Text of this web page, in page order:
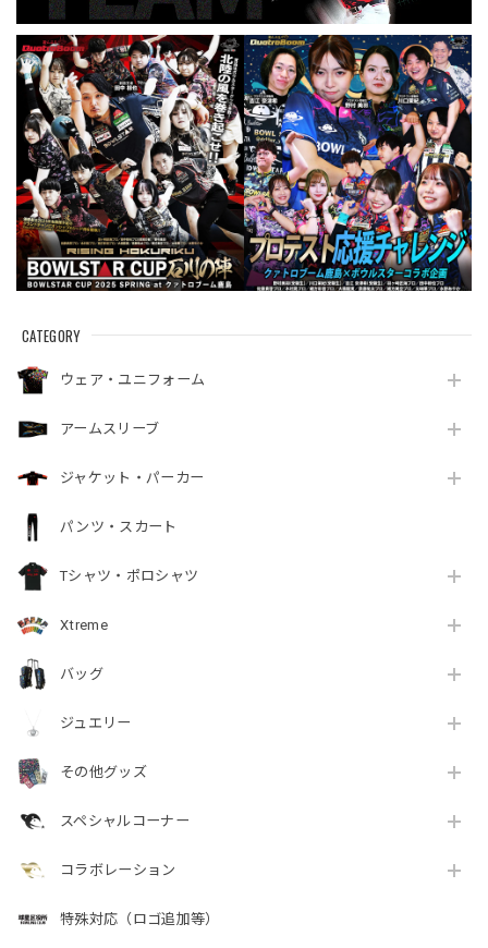
CATEGORY
ウェア・ユニフォーム
アームスリーブ
ジャケット・パーカー
パンツ・スカート
Tシャツ・ポロシャツ
Xtreme
バッグ
ジュエリー
その他グッズ
スペシャルコーナー
コラボレーション
特殊対応（ロゴ追加等）